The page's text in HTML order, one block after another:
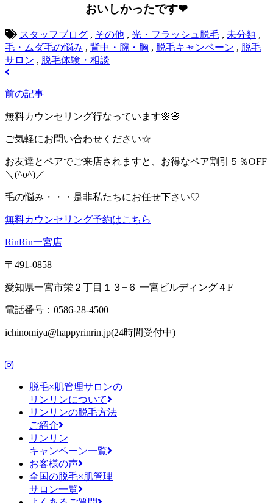
おいしかったです❤
スタッフブログ , その他 , 光・フラッシュ脱毛 , 未分類 ,
毛・ムダ毛の悩み , 背中・腕・胸 , 脱毛キャンペーン , 脱毛
サロン , 脱毛体験・相談
前の記事
無料カウンセリング行なっています🌸🌸
ご気軽にお問い合わせください☆
お友達とペアでご来店されますと、お得なペア割引５％OFF
＼(^o^)／
毛の悩み・・・是非私たちにお任せ下さい♡
無料カウンセリング予約はこちら
RinRin一宮店
〒491-0858
愛知県一宮市栄２丁目１３−６ 一宮ビルディング４F
電話番号：0586-28-4500
ichinomiya@happyrinrin.jp(24時間受付中)
脱毛×肌管理サロンの
リンリンについて
リンリンの脱毛方法
ご紹介
リンリン
キャンペーン一覧
お客様の声
全国の脱毛×肌管理
サロン一覧